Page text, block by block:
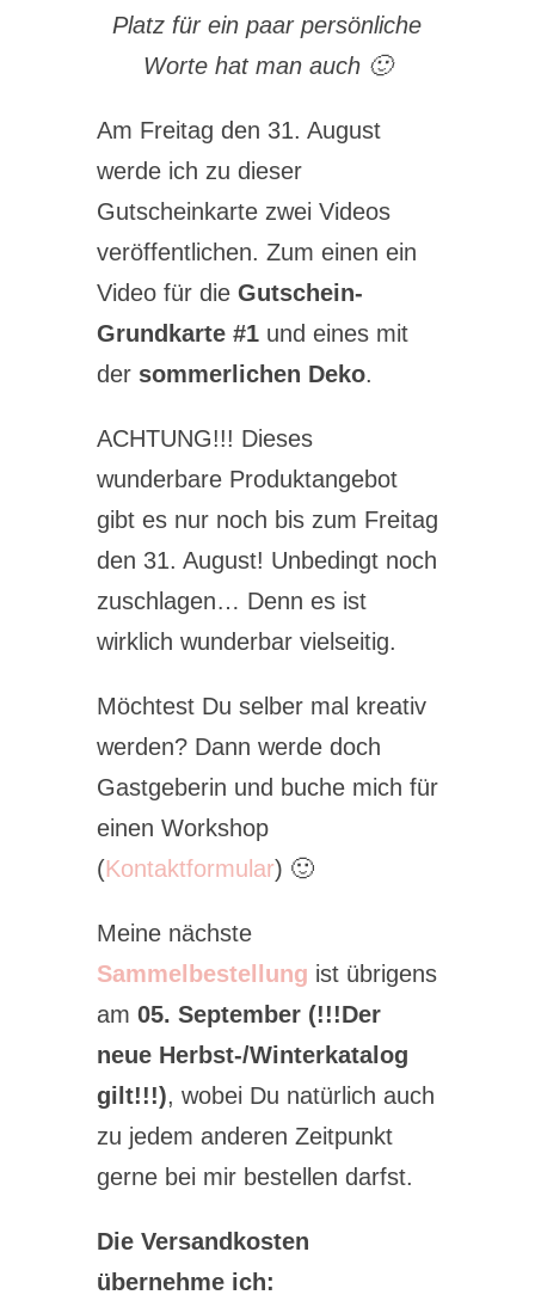
Platz für ein paar persönliche
Worte hat man auch 🙂
Am Freitag den 31. August
werde ich zu dieser
Gutscheinkarte zwei Videos
veröffentlichen. Zum einen ein
Video für die Gutschein-
Grundkarte #1und eines mit
der sommerlichen Deko.
ACHTUNG!!! Dieses
wunderbare Produktangebot
gibt es nur noch bis zum Freitag
den 31. August! Unbedingt noch
zuschlagen… Denn es ist
wirklich wunderbar vielseitig.
Möchtest Du selber mal kreativ
werden? Dann werde doch
Gastgeberin und buche mich für
einen Workshop
(Kontaktformular) 🙂
Meine nächste
Sammelbestellung ist übrigens
am 05. September (!!!Der
neue Herbst-/Winterkatalog
gilt!!!), wobei Du natürlich auch
zu jedem anderen Zeitpunkt
gerne bei mir bestellen darfst.
Die Versandkosten
übernehme ich: